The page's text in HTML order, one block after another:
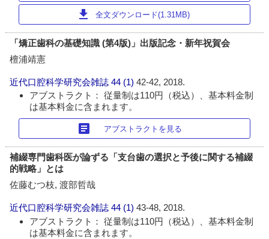
download 全文ダウンロード(1.31MB)
「矯正歯科の基礎知識 (第4版)」出版記念・新年祝賀会
檀浦靖憲
近代口腔科学研究会雑誌 44 (1)42-42, 2018.
アブストラクト： 従量制は110円（税込）、基本料金制
は基本料金に含まれます。
article アブストラクトを見る
補綴専門歯科医が論ずる「支台歯の選択と予後に関する補綴
的戦略」とは
佐藤むつ枝, 渡部哲哉
近代口腔科学研究会雑誌 44 (1)43-48, 2018.
アブストラクト： 従量制は110円（税込）、基本料金制
は基本料金に含まれます。